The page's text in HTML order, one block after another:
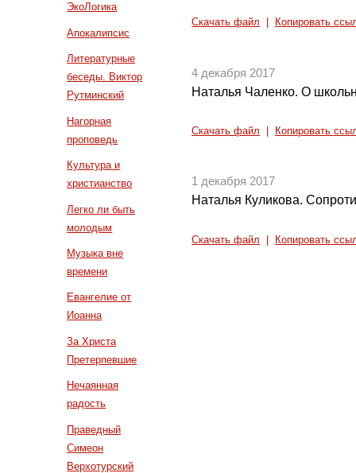
ЭкоЛогика
Апокалипсис
Литературные
беседы. Виктор
Рутминский
Нагорная
проповедь
Культура и
христианство
Легко ли быть
молодым
Музыка вне
времени
Евангелие от
Иоанна
За Христа
Претерпевшие
Нечаянная
радость
Праведный
Симеон
Верхотурский
Скачать файл Копировать
4 декабря 2017
Наталья Чаленко. О
Скачать файл Копировать
1 декабря 2017
Наталья Куликова.
Скачать файл Копировать